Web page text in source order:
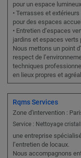
pour un espace
• Terrasses et
pour des espaces
• Entretien d’espaces
jardins et espaces
Nous mettons un point
respect de
techniques
en lieux propres et
Rqms Services
Zone d'intervention :
Service : Nettoyage
une entreprise
l’entretien de locaux.
Nous accompagnons